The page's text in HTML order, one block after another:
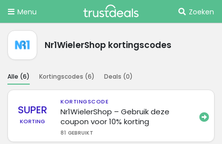
Menu Zoeken
Nr1WielerShop kortingscodes
Alle (6) Kortingscodes (6) Deals (0)
SUPER
KORTING
KORTINGSCODE
Nr1WielerShop – Gebruik deze
coupon voor 10% korting
81 GEBRUIKT